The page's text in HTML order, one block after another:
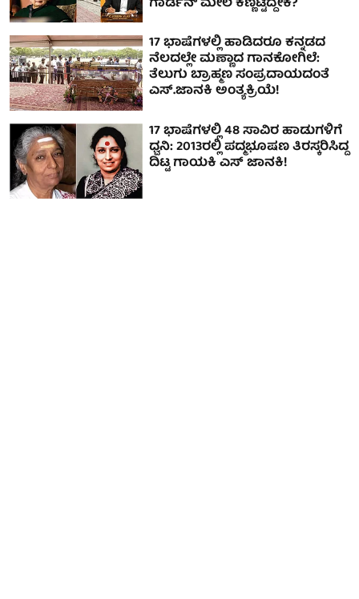
17 ಭಾಷೆಗಳಲ್ಲಿ ಹಾಡಿದರೂ ಕನ್ನಡದ
ನೆಲದಲ್ಲೇ ಮಣ್ಣಾದ ಗಾನಕೋಗಿಲೆ:
ತೆಲುಗು ಬ್ರಾಹ್ಮಣ ಸಂಪ್ರದಾಯದಂತೆ
ಎಸ್.ಜಾನಕಿ ಅಂತ್ಯಕ್ರಿಯೆ!
17 ಭಾಷೆಗಳಲ್ಲಿ 48 ಸಾವಿರ ಹಾಡುಗಳಿಗೆ
ಧ್ವನಿ: 2013ರಲ್ಲಿ ಪದ್ಮಭೂಷಣ ತಿರಸ್ಕರಿಸಿದ್ದ
ದಿಟ್ಟ ಗಾಯಕಿ ಎಸ್ ಜಾನಕಿ!